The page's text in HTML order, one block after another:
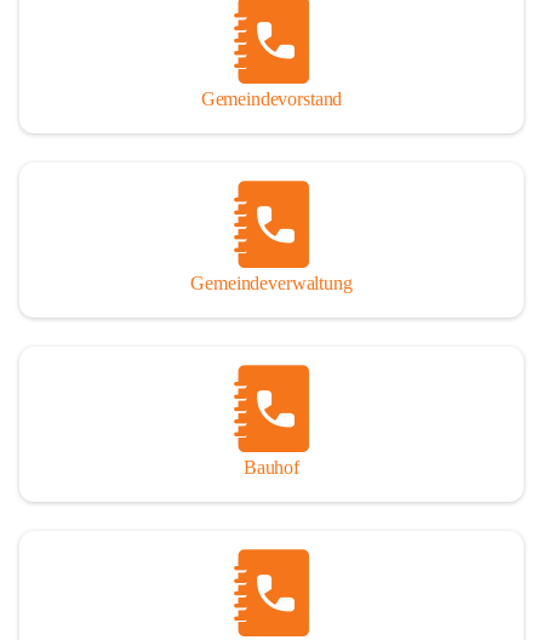
Gemeindevorstand
Gemeindeverwaltung
Bauhof